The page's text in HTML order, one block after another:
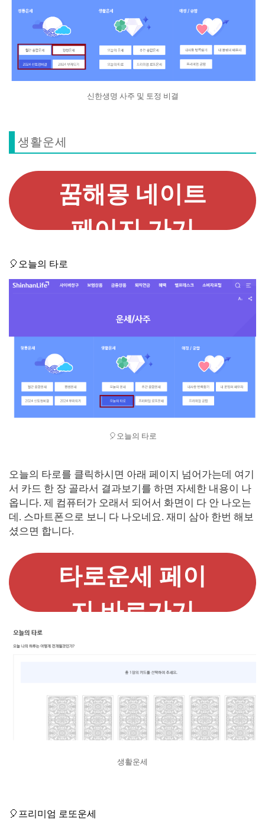
신한생명 사주 및 토정 비결
생활운세
꿈해몽 네이트
페이지 가기
🎈오늘의 타로
🎈오늘의 타로
오늘의 타로를 클릭하시면 아래 페이지 넘어가는데 여기
서 카드 한 장 골라서 결과보기를 하면 자세한 내용이 나
옵니다. 제 컴퓨터가 오래서 되어서 화면이 다 안 나오는
데. 스마트폰으로 보니 다 나오네요. 재미 삼아 한번 해보
셨으면 합니다.
타로운세 페이
지 바로가기
생활운세
🎈프리미엄 로또운세